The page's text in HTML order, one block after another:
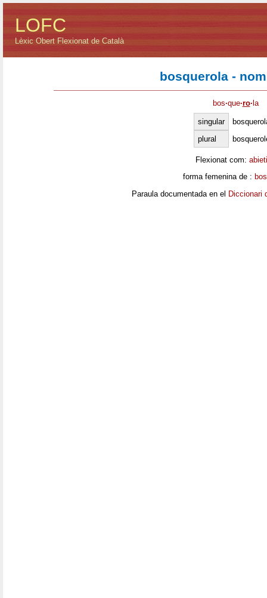
LOFC
Lèxic Obert Flexionat de Català
bosquerola -
bos·que·ro· la
singular
plural
Flexionat com:
forma femenina de :
Paraula documentada en el Diccionari